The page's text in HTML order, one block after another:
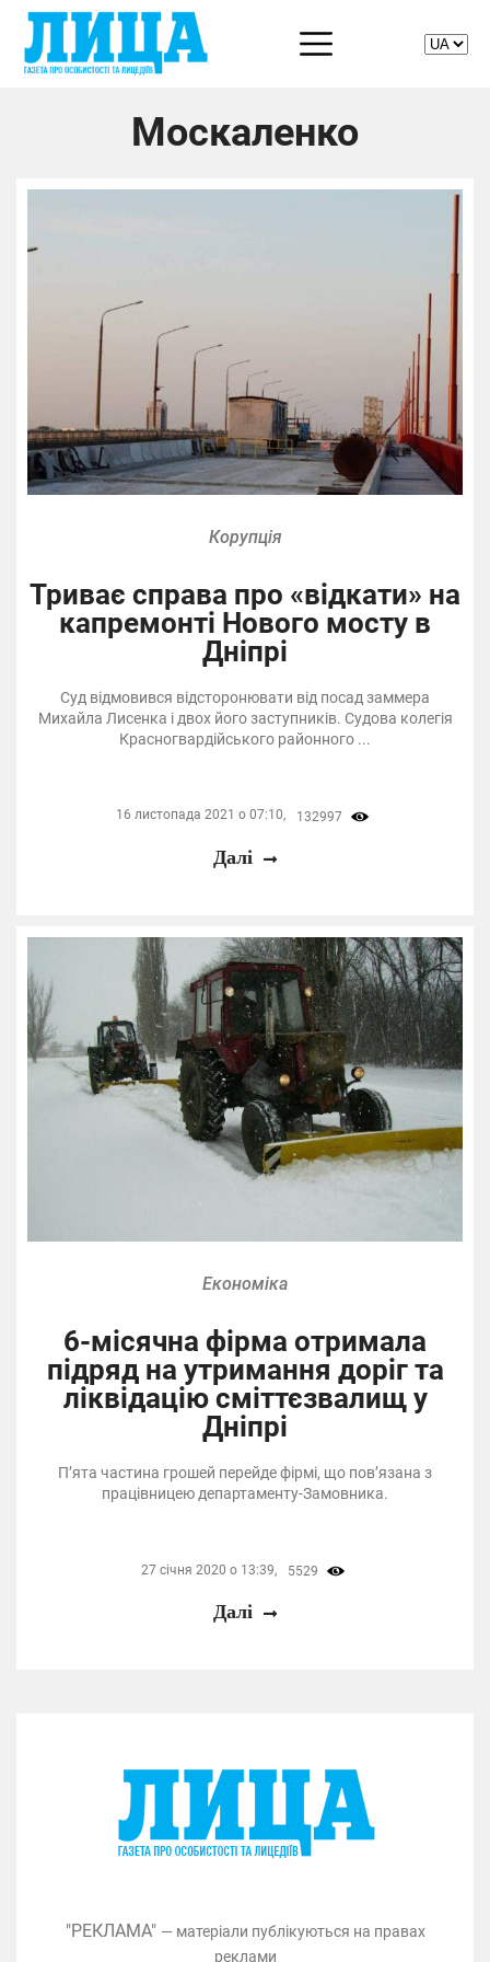
Москаленко
Корупція
Триває справа про «відкати» на
капремонті Нового мосту в
Дніпрі
Суд відмовився відсторонювати від посад заммера
Михайла Лисенка і двох його заступників. Судова колегія
Красногвардійського районного ...
16 листопада 2021 о 07:10, 132997
Далі
Економіка
6-місячна фірма отримала
підряд на утримання доріг та
ліквідацію сміттєзвалищ у
Дніпрі
П’ята частина грошей перейде фірмі, що пов’язана з
працівницею департаменту-Замовника.
27 січня 2020 о 13:39, 5529
Далі
"РЕКЛАМА" — матеріали публікуються на правах
реклами